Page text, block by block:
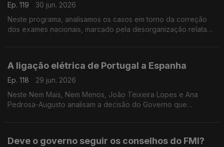
Ep. 119
30 jun. 2026
Neste programa, analisamos os casos em torno da correção
dos exames nacionais, marcado pela desorganização relatada
A ligação elétrica de Portugal a Espanha
Ep. 118
29 jun. 2026
Neste Nem Mais, Nem Menos, João Teixeira Lopes e Ana
Pedrosa-Augusto analisam a decisão do Governo que
Deve o governo seguir os conselhos do FMI?